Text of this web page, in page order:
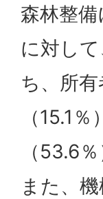
森林整
に対し
ち、所
（15.1
（53.6
また、